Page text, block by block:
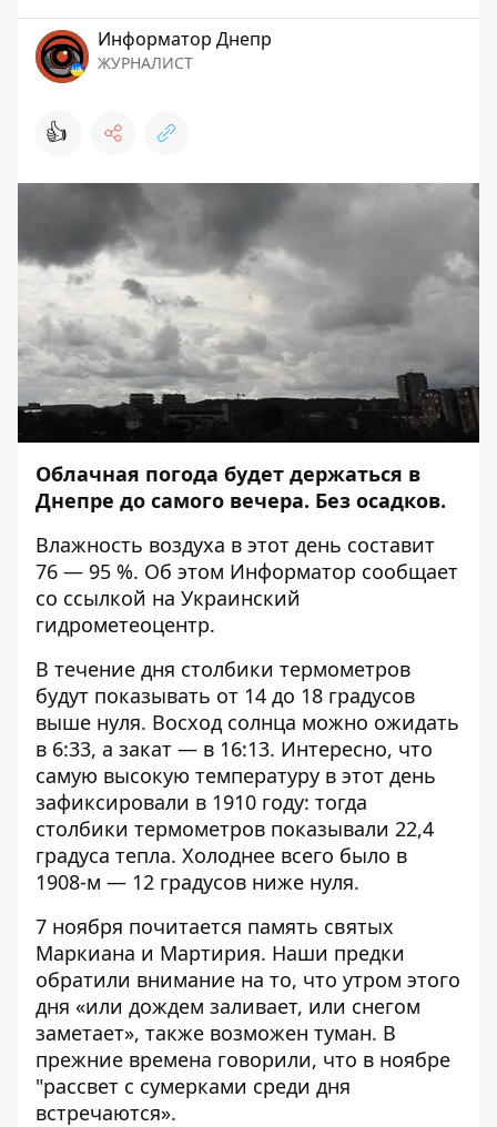
Информатор Днепр
ЖУРНАЛИСТ
👍
Облачная погода будет держаться в
Днепре до самого вечера. Без осадков.
Влажность воздуха в этот день составит
76 — 95 %. Об этом Информатор сообщает
со ссылкой на Украинский
гидрометеоцентр.
В течение дня столбики термометров
будут показывать от 14 до 18 градусов
выше нуля. Восход солнца можно ожидать
в 6:33, а закат — в 16:13. Интересно, что
самую высокую температуру в этот день
зафиксировали в 1910 году: тогда
столбики термометров показывали 22,4
градуса тепла. Холоднее всего было в
1908-м — 12 градуcов ниже нуля.
7 ноября почитается память святых
Маркиана и Мартирия. Наши предки
обратили внимание на то, что утром этого
дня «или дождем заливает, или снегом
заметает», также возможен туман. В
прежние времена говорили, что в ноябре
"рассвет с сумерками среди дня
встречаются».